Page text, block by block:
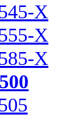
X
X
X